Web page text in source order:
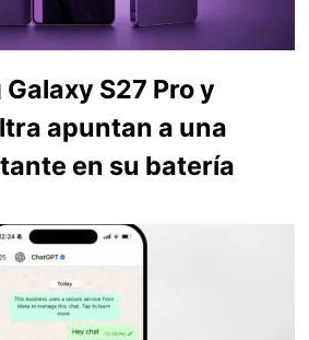
S27 Pro y
apuntan a una
en su batería